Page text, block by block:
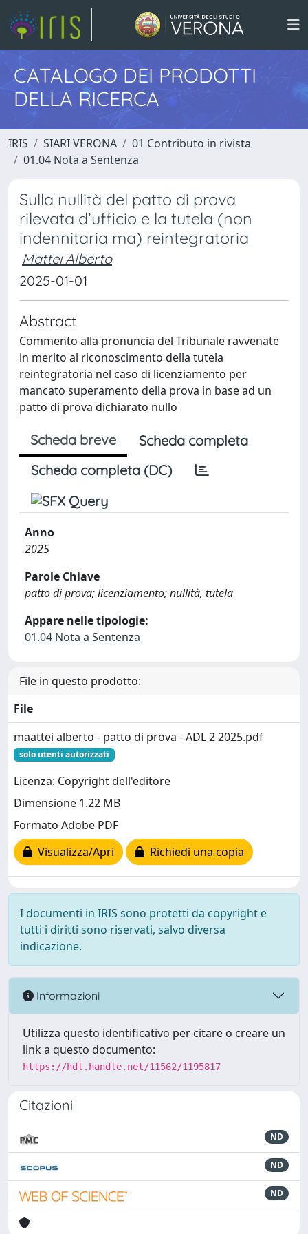
CATALOGO DEI PRODOTTI
DELLA RICERCA
IRIS SIARI VERONA
01 Contributo in rivista
01.04 Nota a Sentenza
Sulla nullità del patto di prova
rilevata d’ufficio e la tutela (non
indennitaria ma) reintegratoria
Mattei Alberto
2025-01-01
Abstract
Commento alla pronuncia del Tribunale ravvenate
in merito al riconoscimento della tutela
reintegratoria nel caso di licenziamento per
mancato superamento della prova in base ad un
patto di prova dichiarato nullo
Scheda breve
Scheda completa
Scheda completa (DC)
Anno
2025
Parole Chiave
patto di prova; licenziamento; nullità, tutela
Appare nelle tipologie:
01.04 Nota a Sentenza
File in questo prodotto:
File
maattei alberto - patto di prova - ADL 2 2025.pdf
solo utenti autorizzati
Licenza: Copyright dell'editore
Dimensione 1.22 MB
Formato Adobe PDF
Visualizza/Apri
Richiedi una copia
I documenti in IRIS sono protetti da copyright e
tutti i diritti sono riservati, salvo diversa
indicazione.
Informazioni
Utilizza questo identificativo per citare o creare un
link a questo documento:
https://hdl.handle.net/11562/1195817
Citazioni
ND
ND
ND